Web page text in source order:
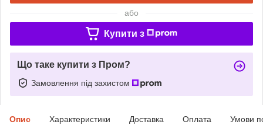
або
Купити з
Що таке купити з Пром?
Замовлення під захистом
Опис Характеристики Доставка Оплата Умови